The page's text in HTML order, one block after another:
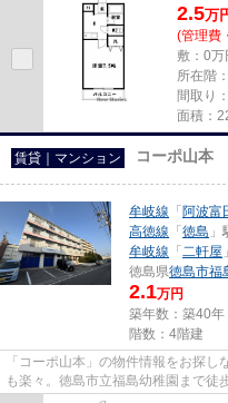
2.5万
(管理費
敷：0万
所在階
間取り
面積：
賃貸｜マンション コーポ山本
牟岐線 「 阿波富
高徳線 「 徳島
牟岐線 「 二軒屋
徳島県徳島市福
2.1万円
築年数：築40年
階数：4階建
「コーポ山本」の物件情報をお探
も楽々。徳島市立福島幼稚園まで徒
サッとゴミ出しできるように、...